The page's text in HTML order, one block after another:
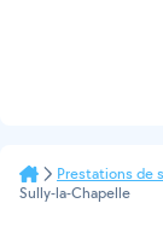
Prestations de
Sully-la-Chapelle